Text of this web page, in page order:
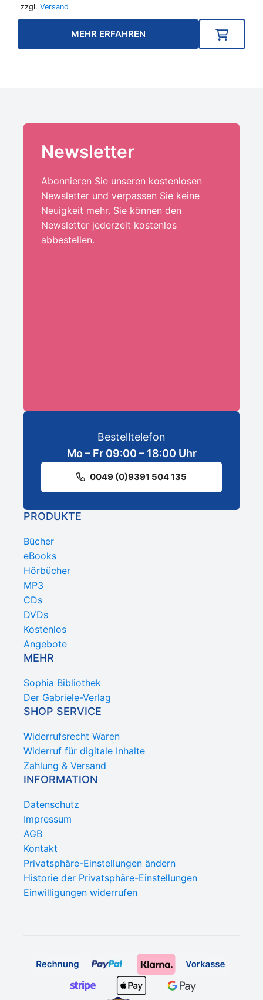
zzgl. Versand
MEHR ERFAHREN
Newsletter
Abonnieren Sie unseren kostenlosen
Newsletter und verpassen Sie keine
Neuigkeit mehr. Sie können den
Newsletter jederzeit kostenlos
abbestellen.
Bestelltelefon
Mo – Fr 09:00 – 18:00 Uhr
0049 (0)9391 504 135
PRODUKTE
Bücher
eBooks
Hörbücher
MP3
CDs
DVDs
Kostenlos
Angebote
MEHR
Sophia Bibliothek
Der Gabriele-Verlag
SHOP SERVICE
Widerrufsrecht Waren
Widerruf für digitale Inhalte
Zahlung & Versand
INFORMATION
Datenschutz
Impressum
AGB
Kontakt
Privatsphäre-Einstellungen ändern
Historie der Privatsphäre-Einstellungen
Einwilligungen widerrufen